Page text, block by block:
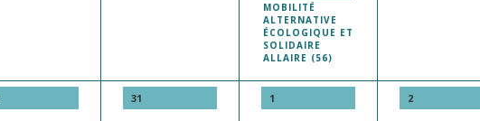
MOBILITÉ
ALTERNATIVE
ÉCOLOGIQUE ET
SOLIDAIRE
ALLAIRE (56)
31 1 2